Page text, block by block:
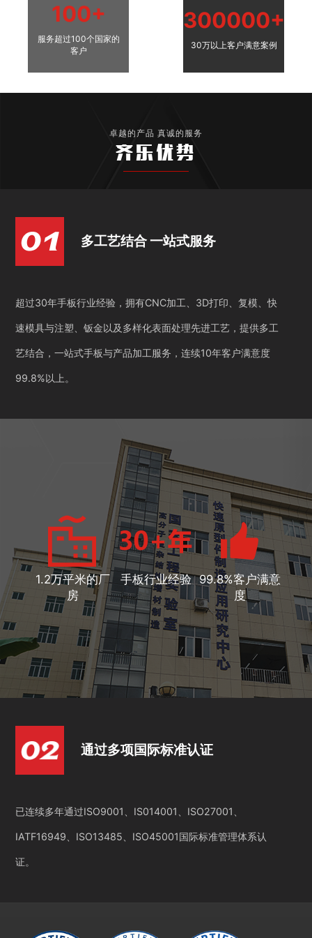
100+
服务超过100个国家的
客户
300000+
30万以上客户满意案例
卓越的产品 真诚的服务
齐乐优势
多工艺结合 一站式服务
超过30年手板行业经验，拥有CNC加工、3D打印、复模、快
速模具与注塑、钣金以及多样化表面处理先进工艺，提供多工
艺结合，一站式手板与产品加工服务，连续10年客户满意度
99.8%以上。
1.2万平米的厂
房
手板行业经验 99.8%客户满意
度
通过多项国际标准认证
已连续多年通过ISO9001、IS014001、ISO27001、
IATF16949、ISO13485、ISO45001国际标准管理体系认
证。